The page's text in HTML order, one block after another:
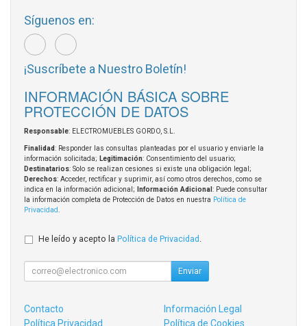
Síguenos en:
¡Suscríbete a Nuestro Boletín!
INFORMACIÓN BÁSICA SOBRE
PROTECCIÓN DE DATOS
Responsable: ELECTROMUEBLES GORDO, S.L.
Finalidad: Responder las consultas planteadas por el usuario y enviarle la
información solicitada; Legitimación: Consentimiento del usuario;
Destinatarios: Solo se realizan cesiones si existe una obligación legal;
Derechos: Acceder, rectificar y suprimir, así como otros derechos, como se
indica en la información adicional;
Información Adicional : Puede consultar
la información completa de Protección de Datos en nuestra Política de
Privacidad
He leído y acepto la Política de Privacidad
Enviar
Contacto
Información Legal
Política Privacidad
Política de Cookies